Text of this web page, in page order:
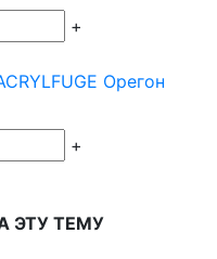
+
Орегон
+
ЭТУ ТЕМУ